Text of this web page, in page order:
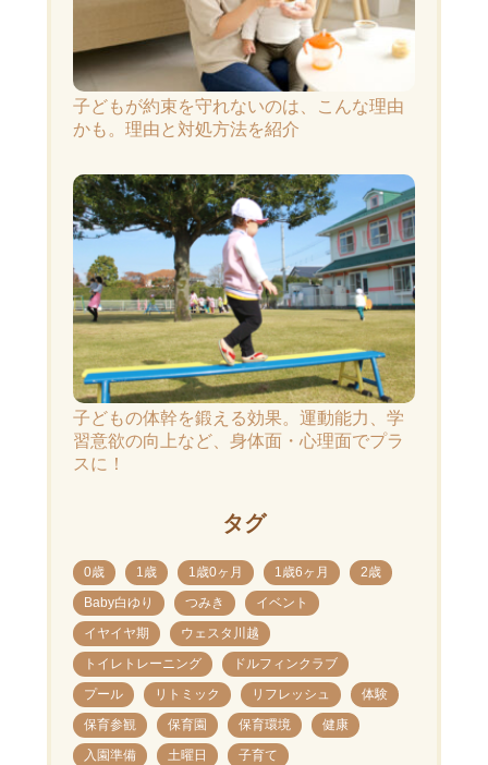
子どもが約束を守れないのは、こんな理由
かも。理由と対処方法を紹介
子どもの体幹を鍛える効果。運動能力、学
習意欲の向上など、身体面・心理面でプラ
スに！
タグ
0歳 1歳 1歳0ヶ月 1歳6ヶ月
2歳
Baby白ゆり
つみき
イベント
イヤイヤ期
ウェスタ川越
トイレトレーニング
ドルフィンクラブ
プール
リトミック リフレッシュ
体験
保育参観
保育園 保育環境
健康
入園準備
土曜日
子育て